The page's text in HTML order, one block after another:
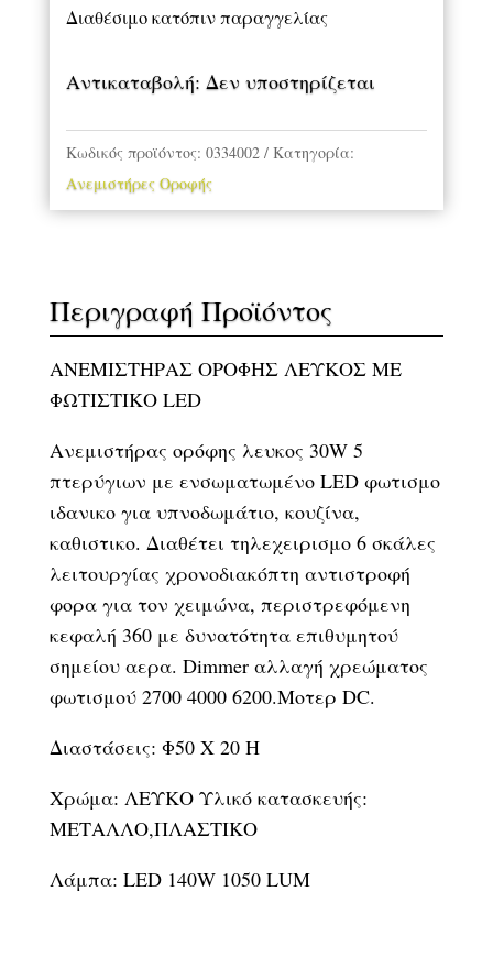
LED
Διαθέσιμο κατόπιν παραγγελίας
Αντικαταβολή: Δεν υποστηρίζεται
Κωδικός προϊόντος: 0334002
Κατηγορία:
Ανεμιστήρες Οροφής
Περιγραφή Προϊόντος
ΑΝΕΜΙΣΤΗΡΑΣ ΟΡΟΦΗΣ ΛΕΥΚΟΣ ΜΕ
ΦΩΤΙΣΤΙΚΟ LED
Ανεμιστήρας ορόφης λευκος 30W 5
πτερύγιων με ενσωματωμένο LED φωτισμο
ιδανικο για υπνοδωμάτιο, κουζίνα,
καθιστικο. Διαθέτει τηλεχειρισμο 6 σκάλες
λειτουργίας χρονοδιακόπτη αντιστροφή
φορα για τον χειμώνα, περιστρεφόμενη
κεφαλή 360 με δυνατότητα επιθυμητού
σημείου αερα. Dimmer αλλαγή χρεώματος
φωτισμού 2700 4000 6200.Μοτερ DC.
Διαστάσεις: Φ50 Χ 20 Η
Χρώμα: ΛΕΥΚΟ Υλικό κατασκευής:
ΜΕΤΑΛΛΟ,ΠΛΑΣΤΙΚΟ
Λάμπα: LED 140W 1050 LUM